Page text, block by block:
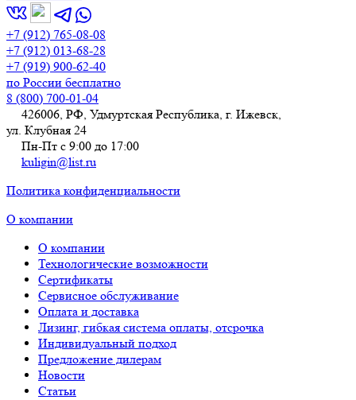
+7 (912) 765-08-08
+7 (912) 013-68-28
+7 (919) 900-62-40
по России бесплатно
8 (800) 700-01-04
426006, РФ, Удмуртская Республика, г. Ижевск,
ул. Клубная 24
Пн-Пт с 9:00 до 17:00
kuligin@list.ru
Политика конфиденциальности
О компании
О компании
Технологические возможности
Сертификаты
Сервисное обслуживание
Оплата и доставка
Лизинг, гибкая система оплаты, отсрочка
Индивидуальный подход
Предложение дилерам
Новости
Статьи